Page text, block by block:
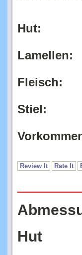
Hut:
Lamellen:
Fleisch:
Stiel:
Review It Rate It
Hut